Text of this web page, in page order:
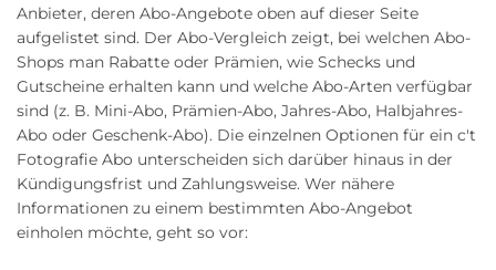
Anbieter, deren Abo-Angebote oben auf dieser Seite
aufgelistet sind. Der Abo-Vergleich zeigt, bei welchen Abo-
Shops man Rabatte oder Prämien, wie Schecks und
Gutscheine erhalten kann und welche Abo-Arten verfügbar
sind (z. B. Mini-Abo, Prämien-Abo, Jahres-Abo, Halbjahres-
Abo oder Geschenk-Abo). Die einzelnen Optionen für ein c't
Fotografie Abo unterscheiden sich darüber hinaus in der
Kündigungsfrist und Zahlungsweise. Wer nähere
Informationen zu einem bestimmten Abo-Angebot
einholen möchte, geht so vor: